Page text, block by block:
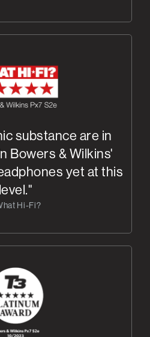
substance are in
Bowers & Wilkins'
yet at this
level."
Hi-Fi?